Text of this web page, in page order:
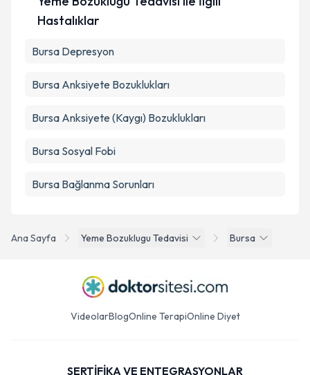
Ana Sayfa Yeme Bozuklugu Tedavisi Bursa
Hastalıklar
Bursa Depresyon
Bursa Anksiyete Bozuklukları
Bursa Anksiyete (Kaygı) Bozuklukları
Bursa Sosyal Fobi
Bursa Bağlanma Sorunları
VideolarBlogOnline TerapiOnline Diyet
SERTİFİKA VE ENTEGRASYONLAR